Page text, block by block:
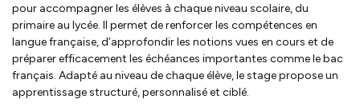
pour accompagner les élèves à chaque niveau scolaire, du
primaire au lycée. Il permet de renforcer les compétences en
langue française, d’approfondir les notions vues en cours et de
préparer efficacement les échéances importantes comme le bac
français. Adapté au niveau de chaque élève, le stage propose un
apprentissage structuré, personnalisé et ciblé.